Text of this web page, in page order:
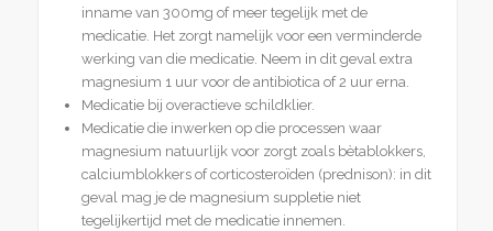
inname van 300mg of meer tegelijk met de
medicatie. Het zorgt namelijk voor een verminderde
werking van die medicatie. Neem in dit geval extra
magnesium 1 uur voor de antibiotica of 2 uur erna.
Medicatie bij overactieve schildklier.
Medicatie die inwerken op die processen waar
magnesium natuurlijk voor zorgt zoals bètablokkers,
calciumblokkers of corticosteroïden (prednison): in dit
geval mag je de magnesium suppletie niet
tegelijkertijd met de medicatie innemen.